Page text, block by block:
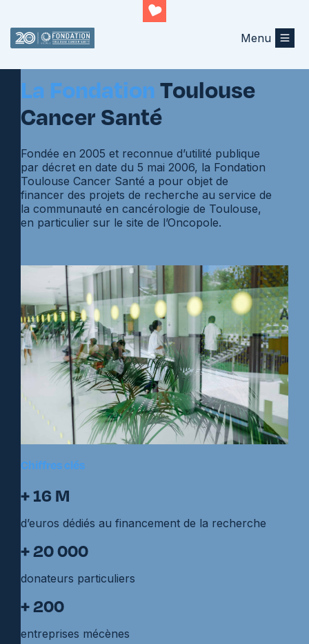
Menu
La Fondation Toulouse
Cancer Santé
Fondée en 2005 et reconnue d’utilité publique
par décret en date du 5 mai 2006, la Fondation
Toulouse Cancer Santé a pour objet de
financer des projets de recherche au service de
la communauté en cancérologie de Toulouse,
en particulier sur le site de l’Oncopole.
Chiffres clés
+ 16 M
d’euros dédiés au financement de la recherche
+ 20 000
donateurs particuliers
+ 200
entreprises mécènes